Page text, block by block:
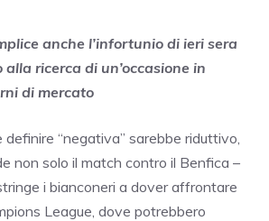
anche l’infortunio di ieri sera
ricerca di un’occasione in
di mercato
“negativa” sarebbe riduttivo,
non solo il match contro il Benfica –
i bianconeri a dover affrontare
League, dove potrebbero